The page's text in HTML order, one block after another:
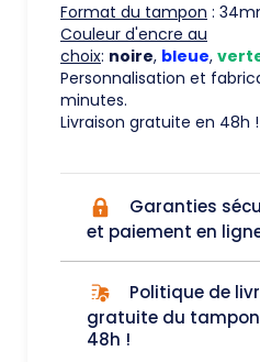
Format du tampon :
Couleur d'encre au
choix: noire, bleue,
Personnalisation et
minutes.
Livraison gratuite en 48h !
Garanties
et paiement en
Politique de
gratuite du
48h !